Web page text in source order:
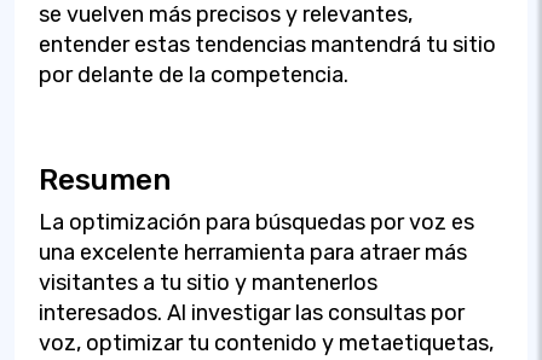
se vuelven más precisos y relevantes,
entender estas tendencias mantendrá tu sitio
por delante de la competencia.
Resumen
La optimización para búsquedas por voz es
una excelente herramienta para atraer más
visitantes a tu sitio y mantenerlos
interesados. Al investigar las consultas por
voz, optimizar tu contenido y metaetiquetas,